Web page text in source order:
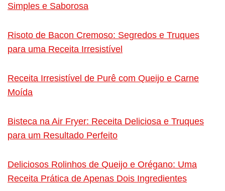
Simples e Saborosa
Risoto de Bacon Cremoso: Segredos e Truques
para uma Receita Irresistível
Receita Irresistível de Purê com Queijo e Carne
Moída
Bisteca na Air Fryer: Receita Deliciosa e Truques
para um Resultado Perfeito
Deliciosos Rolinhos de Queijo e Orégano: Uma
Receita Prática de Apenas Dois Ingredientes